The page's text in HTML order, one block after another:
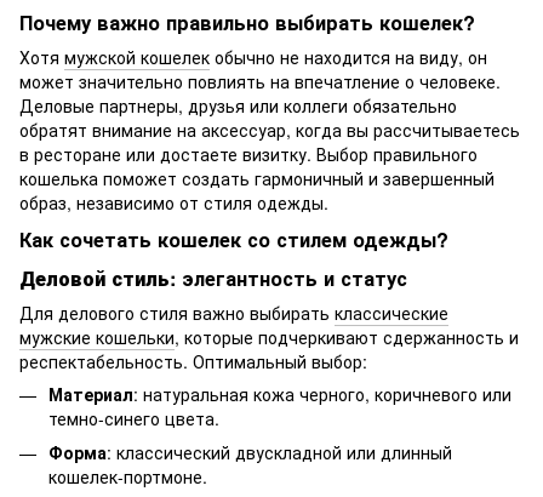
Почему важно правильно выбирать кошелек?
Хотя мужской кошелек обычно не находится на виду, он
может значительно повлиять на впечатление о человеке.
Деловые партнеры, друзья или коллеги обязательно
обратят внимание на аксессуар, когда вы рассчитываетесь
в ресторане или достаете визитку. Выбор правильного
кошелька поможет создать гармоничный и завершенный
образ, независимо от стиля одежды.
Как сочетать кошелек со стилем одежды?
Деловой стиль: элегантность и статус
Для делового стиля важно выбирать классические
мужские кошельки, которые подчеркивают сдержанность и
респектабельность. Оптимальный выбор:
Материал: натуральная кожа черного, коричневого или
темно-синего цвета.
Форма: классический двускладной или длинный
кошелек-портмоне.